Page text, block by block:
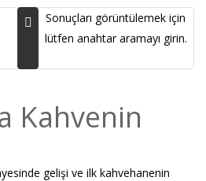
Sonuçları görüntülemek için
lütfen anahtar aramayı girin.
Kahvenin
gelişi ve ilk kahvehanenin